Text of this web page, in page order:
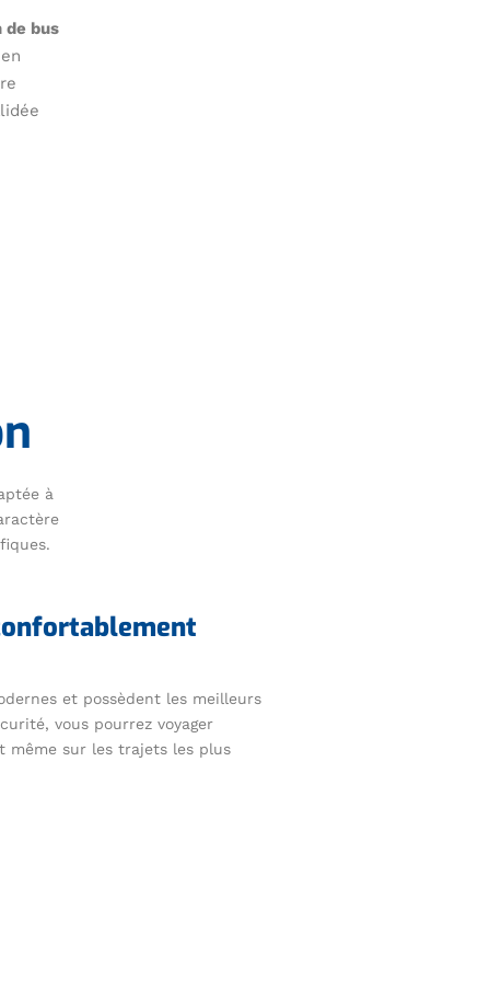
de bus
à
et possèdent les meilleurs
vous pourrez voyager
même sur les trajets les plus